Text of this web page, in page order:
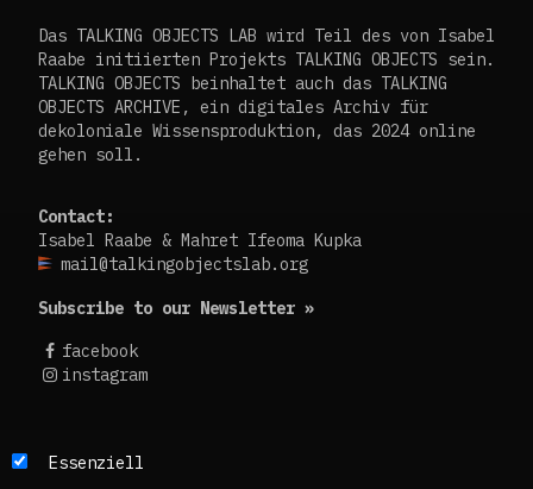
Das TALKING OBJECTS LAB wird Teil des von Isabel
Raabe initiierten Projekts TALKING OBJECTS sein.
TALKING OBJECTS beinhaltet auch das TALKING
OBJECTS ARCHIVE, ein digitales Archiv für
dekoloniale Wissensproduktion, das 2024 online
gehen soll.
Contact:
Isabel Raabe & Mahret Ifeoma Kupka
mail@talkingobjectslab.org
Subscribe to our Newsletter »
facebook
instagram
Die Texte dieses Blogs werden in der Regel auf
Essenziell